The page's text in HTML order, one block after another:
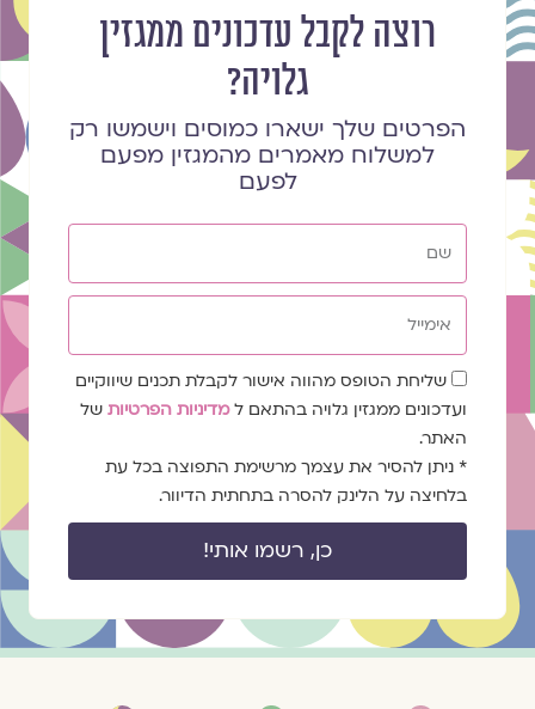
רוצה לקבל עדכונים ממגזין
גלויה?
הפרטים שלך ישארו כמוסים וישמשו רק
למשלוח מאמרים מהמגזין מפעם
לפעם
שדה
הסכמה
שליחת הטופס מהווה אישור לקבלת תכנים שיווקיים
ועדכונים ממגזין גלויה בהתאם למדיניות הפרטיות של
האתר.
* ניתן להסיר את עצמך מרשימת התפוצה בכל עת
בלחיצה על הלינק להסרה בתחתית הדיוור.
כן, רשמו אותי!